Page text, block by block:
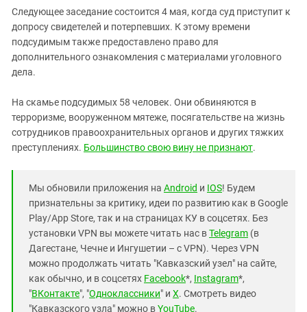
Следующее заседание состоится 4 мая, когда суд приступит к
допросу свидетелей и потерпевших. К этому времени
подсудимым также предоставлено право для
дополнительного ознакомления с материалами уголовного
дела.
На скамье подсудимых 58 человек. Они обвиняются в
терроризме, вооруженном мятеже, посягательстве на жизнь
сотрудников правоохранительных органов и других тяжких
преступлениях. Большинство свою вину не признают.
Мы обновили приложения на Android и IOS! Будем
признательны за критику, идеи по развитию как в Google
Play/App Store, так и на страницах КУ в соцсетях. Без
установки VPN вы можете читать нас вTelegram (в
Дагестане, Чечне и Ингушетии – с VPN). Через VPN
можно продолжать читать "Кавказский узел" на сайте,
как обычно, и в соцсетях Facebook*, Instagram*,
"ВКонтакте", "Одноклассники" и X. Смотреть видео
"Кавказского узла" можно вYouTube.